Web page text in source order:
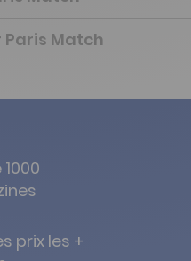
Match
prix les +